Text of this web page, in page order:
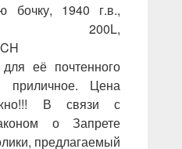
бочку, 1940 г.в.,
200L,
её почтенного
приличное. Цена
В связи с
о Запрете
предлагаемый